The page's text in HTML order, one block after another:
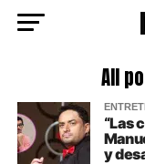
All
“Las
y